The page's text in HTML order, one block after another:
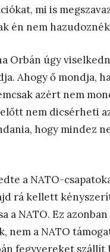
mi is
én nem hazudoznék
Orbán úgy
Ahogy ő mondja,
azért nem
nem dicsérheti
hogy mindez
a NATO-
rá kellett
NATO. Ez
nem a NATO
fegyvereket szállít